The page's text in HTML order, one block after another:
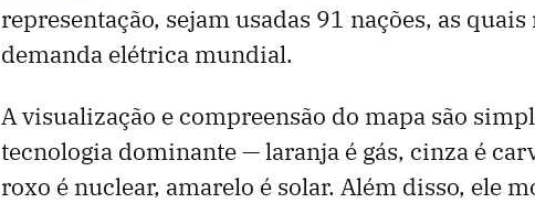
representação, sejam usadas 91 nações, as
demanda elétrica mundial.
A visualização e compreensão do mapa são
tecnologia dominante — laranja é gás, cinza é
roxo é nuclear, amarelo é solar. Além disso, ele